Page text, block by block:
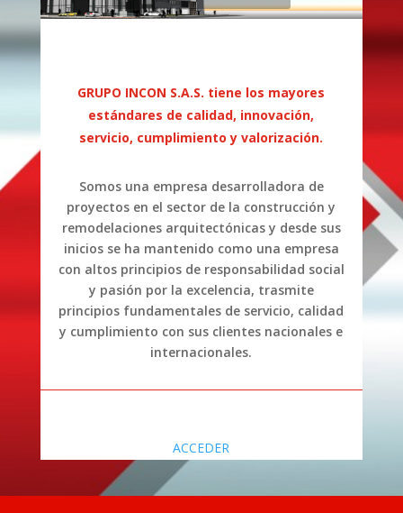
GRUPO INCON S.A.S. tiene los mayores
estándares de calidad, innovación,
servicio, cumplimiento y valorización.
Somos una empresa desarrolladora de
proyectos en el sector de la construcción y
remodelaciones arquitectónicas y desde sus
inicios se ha mantenido como una empresa
con altos principios de responsabilidad social
y pasión por la excelencia, trasmite
principios fundamentales de servicio, calidad
y cumplimiento con sus clientes nacionales e
internacionales.
ACCEDER